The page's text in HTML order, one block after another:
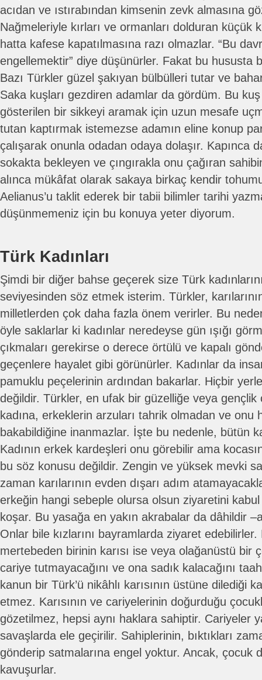
acıdan ve ıstırabından kimsenin zevk almasına
Nağmeleriyle kırları ve ormanları dolduran küçük
hatta kafese kapatılmasına razı olmazlar. “Bu
engellemektir” diye düşünürler. Fakat bu hususta
Bazı Türkler güzel şakıyan bülbülleri tutar ve
Saka kuşları gezdiren adamlar da gördüm. Bu
gösterilen bir sikkeyi aramak için uzun mesafe
tutan kaptırmak istemezse adamın eline konup
çalışarak onunla odadan odaya dolaşır. Kapınca
sokakta bekleyen ve çıngırakla onu çağıran
alınca mükâfat olarak sakaya birkaç kendir
Aelianus’u taklit ederek bir tabii bilimler tarihi
düşünmemeniz için bu konuya yeter diyorum.
Türk Kadınları
Şimdi bir diğer bahse geçerek size Türk
seviyesinden söz etmek isterim. Türkler,
milletlerden çok daha fazla önem verirler. Bu
öyle saklarlar ki kadınlar neredeyse gün ışığı
çıkmaları gerekirse o derece örtülü ve kapalı
geçenlere hayalet gibi görünürler. Kadınlar da
pamuklu peçelerinin ardından bakarlar. Hiçbir
değildir. Türkler, en ufak bir güzelliğe veya gençlik
kadına, erkeklerin arzuları tahrik olmadan ve onu
bakabildiğine inanmazlar. İşte bu nedenle, bütün
Kadının erkek kardeşleri onu görebilir ama
bu söz konusu değildir. Zengin ve yüksek mevki
zaman karılarının evden dışarı adım
erkeğin hangi sebeple olursa olsun ziyaretini
koşar. Bu yasağa en yakın akrabalar da dâhildir
Onlar bile kızlarını bayramlarda ziyaret
mertebeden birinin karısı ise veya olağanüstü bir
cariye tutmayacağını ve ona sadık kalacağını
kanun bir Türk’ü nikâhlı karısının üstüne dilediği
etmez. Karısının ve cariyelerinin doğurduğu
gözetilmez, hepsi aynı haklara sahiptir. Cariyeler
savaşlarda ele geçirilir. Sahiplerinin, bıktıkları
gönderip satmalarına engel yoktur. Ancak, çocuk
kavuşurlar.